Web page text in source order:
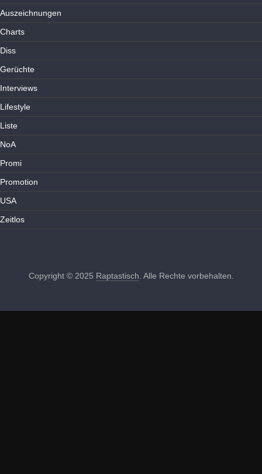
Auszeichnungen
Charts
Diss
Gerüchte
Interviews
Lifestyle
Liste
NoA
Promi
Promotion
USA
Zeitlos
Copyright © 2025 Raptastisch . Alle Rechte vorbehalten.